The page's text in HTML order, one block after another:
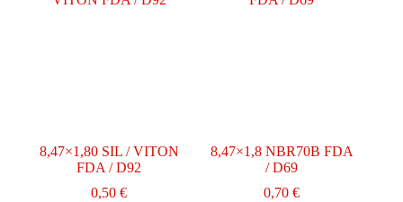
8,47×1,80 SIL / VITON
FDA / D92
0,50€
8,47×1,8 NBR70B FDA
/ D69
0,70€